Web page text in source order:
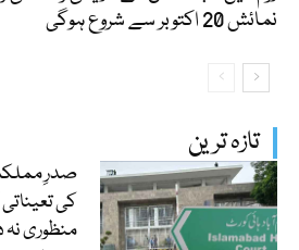
تازہ ترین
صدرِ
کی
منظوری
نمائش 20 اکتوبر سے شروع ہوگی